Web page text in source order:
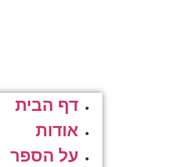
דף הבית
אודות
על הספר